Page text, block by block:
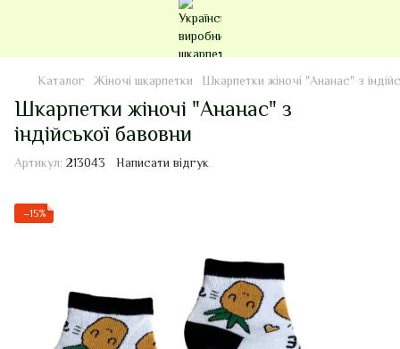
Каталог Жіночі шкарпетки Шкарпетки жіночі "Ананас" з
Шкарпетки жіночі "Ананас" з
індійської бавовни
Артикул: 213043 Написати відгук
−15%